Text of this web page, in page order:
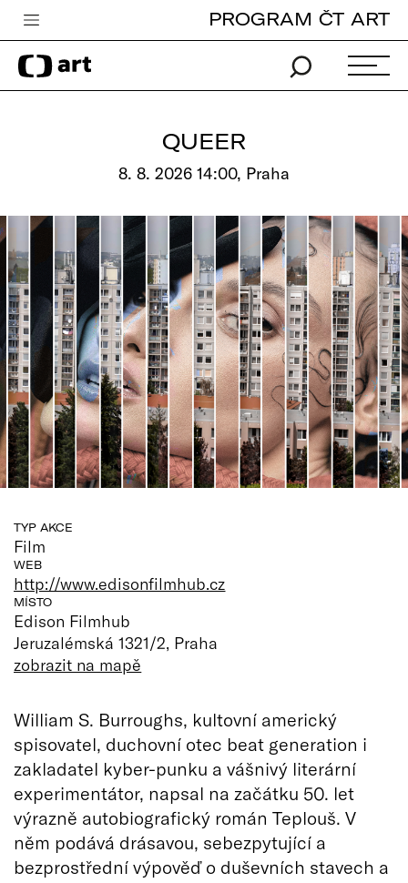
Česká televize
Zpravodajství
Pro děti
edu
Vše o ČT
PROGRAM ČT ART
QUEER
8. 8. 2026 14:00, Praha
TYP AKCE
Film
WEB
http://www.edisonfilmhub.cz
MÍSTO
Edison Filmhub
Jeruzalémská 1321/2, Praha
zobrazit na mapě
William S. Burroughs, kultovní americký
spisovatel, duchovní otec beat generation i
zakladatel kyber-punku a vášnivý literární
experimentátor, napsal na začátku 50. let
výrazně autobiografický román Teplouš. V
něm podává drásavou, sebezpytující a
bezprostřední výpověď o duševních stavech a